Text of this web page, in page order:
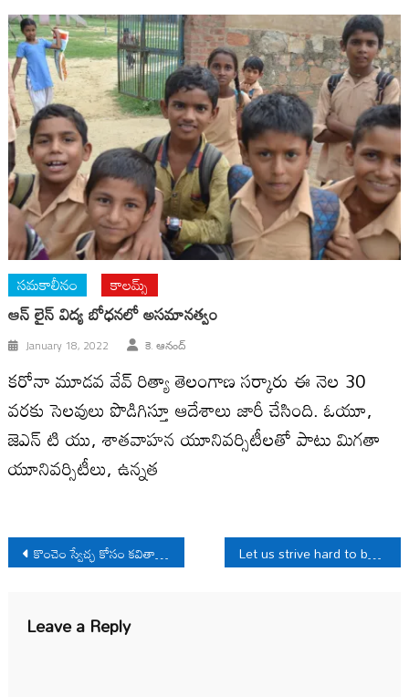
సమకాలీనం కాలమ్స్
ఆన్ లైన్ విద్య బోధనలో అసమానత్వం
January 18, 2022 కె. ఆనంద్
కరోనా మూడవ వేవ్ రిత్యా తెలంగాణ సర్కారు ఈ నెల 30
వరకు సెలవులు పొడిగిస్తూ ఆదేశాలు జారీ చేసింది. ఓయూ,
జెఎన్ టి యు, శాతవాహన యూనివర్సిటీలతో పాటు మిగతా
యూనివర్సిటీలు, ఉన్నత
Post
navigation
కొంచెం స్వేచ్ఛ కోసం క‌వితాలాప‌న Let us strive hard to bury the Patriarchy for women emancipation.
Leave a Reply